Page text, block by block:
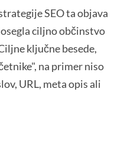
SEO ta objava
ciljno občinstvo
ključne besede,
na primer niso
URL, meta opis ali